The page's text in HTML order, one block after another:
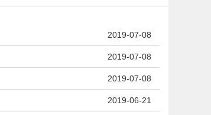
2019-07-08
2019-07-08
2019-07-08
2019-06-21